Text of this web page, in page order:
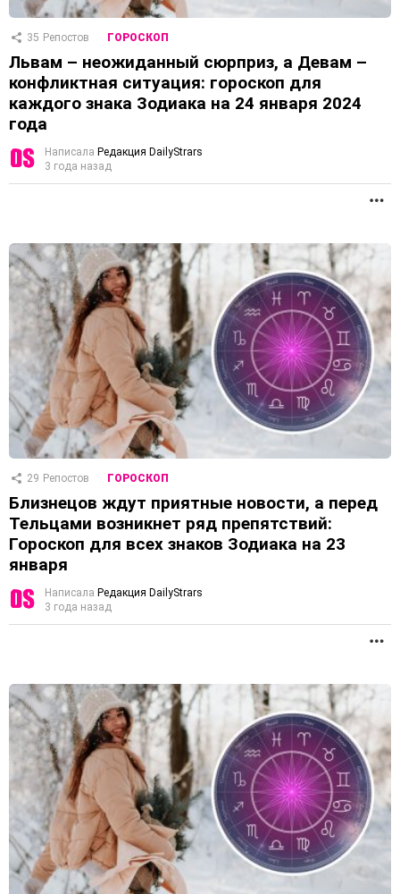
35 Репостов ГОРОСКОП
Львам – неожиданный сюрприз, а Девам –
конфликтная ситуация: гороскоп для
каждого знака Зодиака на 24 января 2024
года
Написала Редакция DailyStrars
3 года назад
29 Репостов ГОРОСКОП
Близнецов ждут приятные новости, а перед
Тельцами возникнет ряд препятствий:
Гороскоп для всех знаков Зодиака на 23
января
Написала Редакция DailyStrars
3 года назад